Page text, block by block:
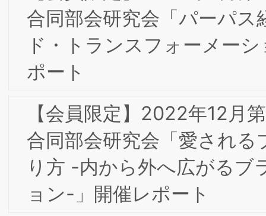
専門部会研究会「世界最大規模の行動パ
ターンデータアグリゲータ“SQREEM”の
テクノロジー」
【会員限定】2021年6月 第3回東京・大
しての山梨ー山梨のワイン産業と歩んだ
30年間を振り返ってー」公益社団法人
まなし観光推進機構 仲田 道弘氏
【会員限定】2021年5月 第2回東京・大
阪合同専門部会委員会「コミュニケーシ